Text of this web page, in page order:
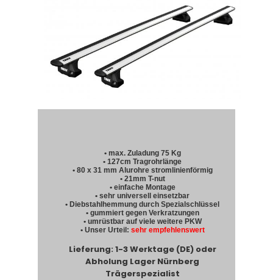
• max. Zuladung 75 Kg
• 127cm Tragrohrlänge
• 80 x 31 mm Alurohre stromlinienförmig
• 21mm T-nut
• einfache Montage
• sehr universell einsetzbar
• Diebstahlhemmung durch Spezialschlüssel
• gummiert gegen Verkratzungen
• umrüstbar auf viele weitere PKW
• Unser Urteil: sehr empfehlenswert
Lieferung: 1-3 Werktage (DE) oder
Abholung Lager Nürnberg
Trägerspezialist